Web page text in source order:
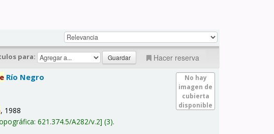
para: Hacer reserva
No hay
imagen de
cubierta
disponible
Río Negro
, 1988
621.374.5/A282/v.2 (3).